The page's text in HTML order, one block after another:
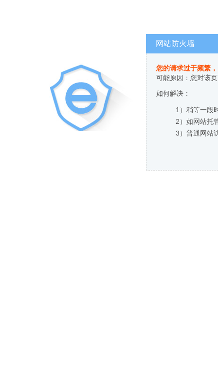
网站防火墙
您的请求过于频繁
可能原因：您对该
如何解决：
1）稍等一段
2）如网站托
3）普通网站